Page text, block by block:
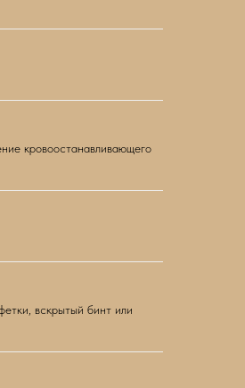
кровоостанавливающего
вскрытый бинт или